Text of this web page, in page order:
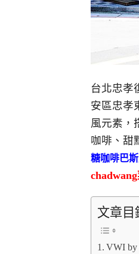
台北忠孝
安區忠孝
風元素，
咖啡、甜
糖咖啡巴斯
文章目
VWI